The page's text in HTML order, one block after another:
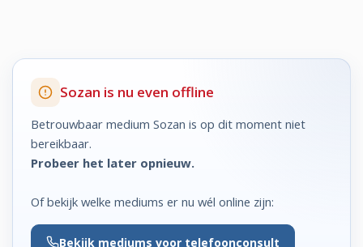
Sozan is nu even offline
Betrouwbaar medium Sozan is op dit moment niet
bereikbaar.
Probeer het later opnieuw.
Of bekijk welke mediums er nu wél online zijn:
Bekijk mediums voor telefoonconsult